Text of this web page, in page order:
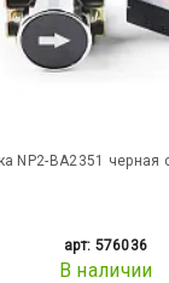
NP2-BA2351 черная
арт: 576036
В наличии